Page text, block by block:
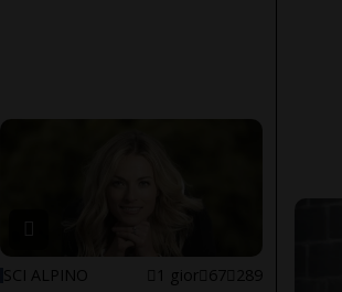
SCI ALPINO 1 gior 67 289